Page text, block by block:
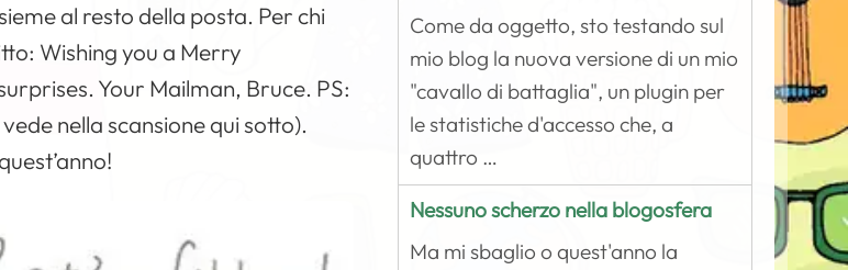
al resto della posta. Per chi
Wishing you a Merry
Your Mailman, Bruce. PS:
nella scansione qui sotto).
Come da oggetto, sto testando sul
mio blog la nuova versione di un mio
"cavallo di battaglia", un plugin per
le statistiche d'accesso che, a
quattro …
Nessuno scherzo nella blogosfera
Ma mi sbaglio o quest'anno la